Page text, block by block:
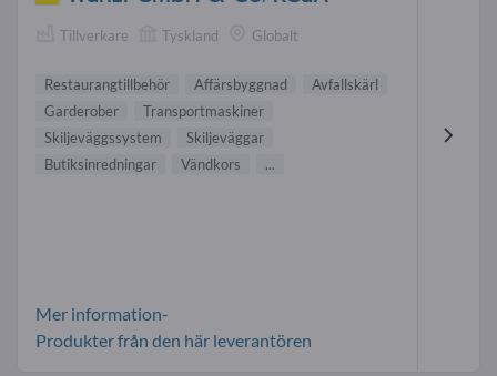
Tillverkare Tyskland Globalt
Restaurangtillbehör Affärsbyggnad
Avfallskärl
Garderober
Transportmaskiner
Skiljeväggssystem
Skiljeväggar
Butiksinredningar
Vändkors ...
Mer information-
Produkter från den här leverantören